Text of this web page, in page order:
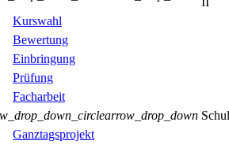
Kurswahl
Bewertung
Einbringung
Prüfung
Facharbeit
arrow_drop_down
Ganztagsprojekt